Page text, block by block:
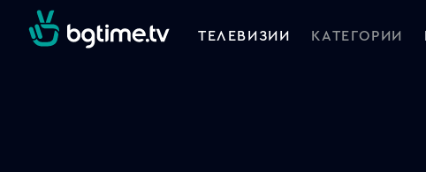
ТЕЛЕВИЗИИ КАТЕГОРИИ